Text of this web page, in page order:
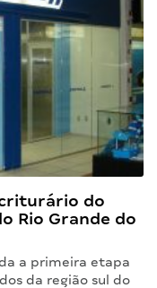
do
Rio Grande do
a primeira etapa
da região sul do